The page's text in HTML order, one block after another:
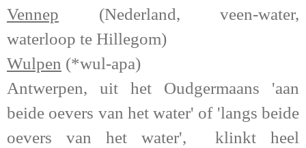
Vennep (Nederland, veen-water,
waterloop te Hillegom)
Wulpen (*wul-apa)
Antwerpen, uit het Oudgermaans 'aan
beide oevers van het water' of 'langs beide
oevers van het water', klinkt heel